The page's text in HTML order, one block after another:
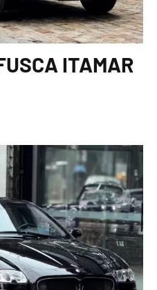
ITAMAR